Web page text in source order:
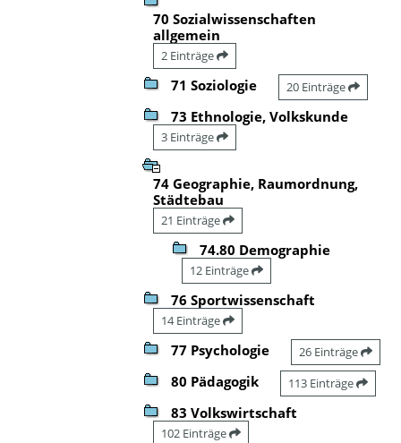
70 Sozialwissenschaften
allgemein
2 Einträge
71 Soziologie 20 Einträge
73 Ethnologie, Volkskunde
3 Einträge
74 Geographie, Raumordnung,
Städtebau
21 Einträge
74.80 Demographie
12 Einträge
76 Sportwissenschaft
14 Einträge
77 Psychologie 26 Einträge
80 Pädagogik 113 Einträge
83 Volkswirtschaft
102 Einträge